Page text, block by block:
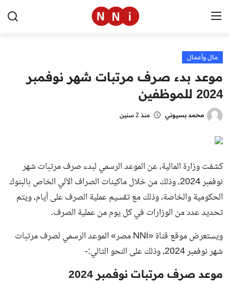
الرئيسية
اخبار مصر
العالم
تقنية
التعليم
مال وأعمال
موعد بدء صرف مرتبات شهر نوفمبر
2024 للموظفين
محمد بسيوني منذ 2 سنين
كشفت وزارة المالية، عن الموعد الرسمي لبدء صرف مرتبات شهر
نوفمبر 2024، وذلك من خلال ماكينات الصراف الآلي الخاص بالبنوك
الحكومية والخاصة، وذلك مع تقسيم عملية الصرف على أيام، ويتم
تحديد عدد من الوزارات في كل يوم من عملية الصرف.
ويستعرض موقع قناة «NNi مصر» الموعد الرسمي لصرف مرتبات
شهر نوفمبر 2024، وذلك على النحو التالي:-
موعد صرف مرتبات نوفمبر 2024